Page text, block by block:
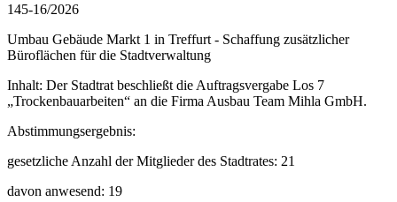
145-16/2026
Umbau Gebäude Markt 1 in Treffurt - Schaffung zusätzlicher
Büroflächen für die Stadtverwaltung
Inhalt: Der Stadtrat beschließt die Auftragsvergabe Los 7
„Trockenbauarbeiten“ an die Firma Ausbau Team Mihla GmbH.
Abstimmungsergebnis:
gesetzliche Anzahl der Mitglieder des Stadtrates: 21
davon anwesend: 19